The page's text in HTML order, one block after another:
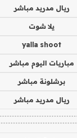
ريال مدريد مباشر
يلا شوت
yalla shoot
مباريات اليوم مباشر
برشلونة مباشر
ريال مدريد مباشر